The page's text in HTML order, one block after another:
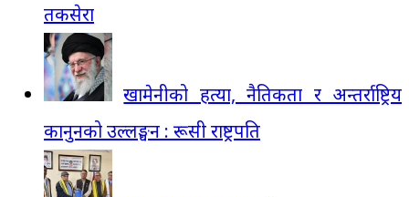
तकसेरा
खामेनीको हत्या, नैतिकता र अन्तर्राष्ट्रिय
कानुनको उल्लङ्घन : रूसी राष्ट्रपति